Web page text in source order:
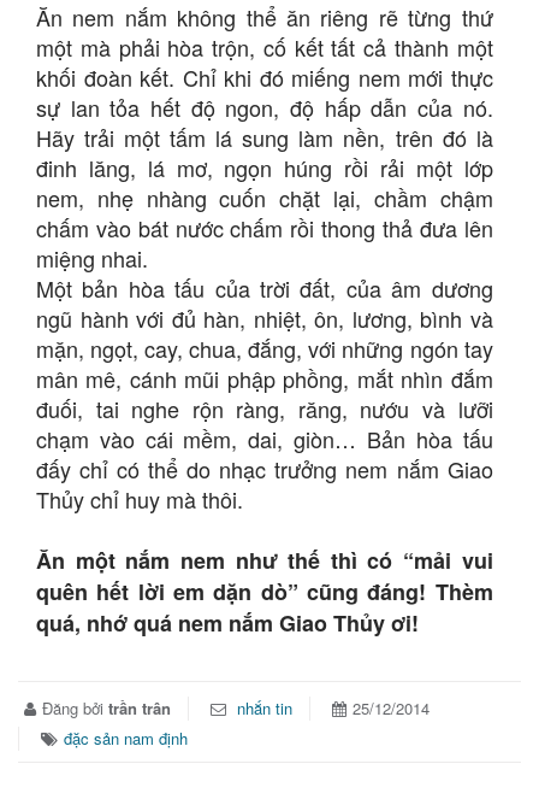
Ăn nem nắm không thể ăn riêng rẽ từng thứ
một mà phải hòa trộn, cố kết tất cả thành một
khối đoàn kết. Chỉ khi đó miếng nem mới thực
sự lan tỏa hết độ ngon, độ hấp dẫn của nó.
Hãy trải một tấm lá sung làm nền, trên đó là
đinh lăng, lá mơ, ngọn húng rồi rải một lớp
nem, nhẹ nhàng cuốn chặt lại, chầm chậm
chấm vào bát nước chấm rồi thong thả đưa lên
miệng nhai.
Một bản hòa tấu của trời đất, của âm dương
ngũ hành với đủ hàn, nhiệt, ôn, lương, bình và
mặn, ngọt, cay, chua, đắng, với những ngón tay
mân mê, cánh mũi phập phồng, mắt nhìn đắm
đuối, tai nghe rộn ràng, răng, nướu và lưỡi
chạm vào cái mềm, dai, giòn… Bản hòa tấu
đấy chỉ có thể do nhạc trưởng nem nắm Giao
Thủy chỉ huy mà thôi.
Ăn một nắm nem như thế thì có “mải vui
quên hết lời em dặn dò” cũng đáng! Thèm
quá, nhớ quá nem nắm Giao Thủy ơi!
Đăng bởi trần trân nhắn tin
25/12/2014
đặc sản nam định